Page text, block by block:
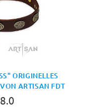
ORIGINELLES
ARTISAN FDT